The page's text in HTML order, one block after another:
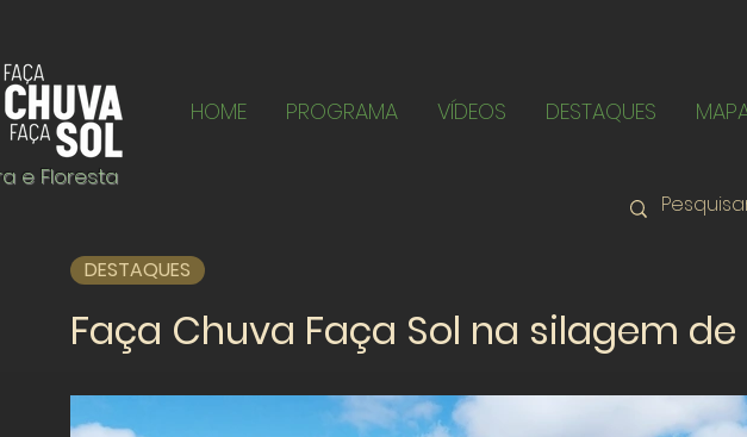
e Floresta
HOME PROGRAMA VÍDEOS DESTAQUES
DESTAQUES
Faça Chuva Faça Sol na silagem